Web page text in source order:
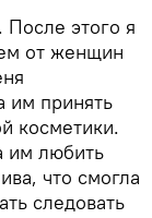
этого я
от женщин
им принять
косметики.
им любить
что смогла
следовать